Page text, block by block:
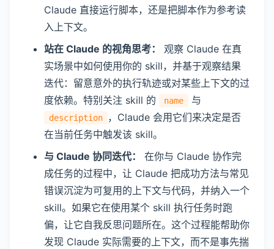
Claude 直接运行脚本，还是把脚本作为参考读
入上下文。
站在 Claude 的视角思考：
观察 Claude 在真
实场景中如何使用你的 skill，并基于观察结果
迭代：留意意外的执行轨迹或对某些上下文的过
度依赖。特别关注 skill 的
name 与
description
，Claude 会用它们来决定是否
在当前任务中触发该 skill。
与 Claude 协同迭代：
在你与 Claude 协作完
成任务的过程中，让 Claude 把成功方法与常见
错误沉淀为可复用的上下文与代码，并纳入一个
skill。如果它在使用某个 skill 执行任务时跑
偏，让它自我反思问题所在。这个过程能帮助你
发现 Claude 实际需要的上下文，而不是事先揣